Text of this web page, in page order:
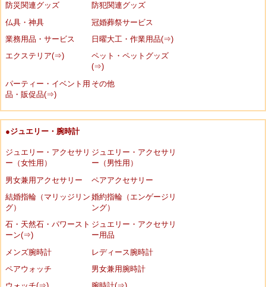
防災関連グッズ
防犯関連グッズ
仏具・神具
冠婚葬祭サービス
業務用品・サービス
日曜大工・作業用品(⇒)
エクステリア(⇒)
ペット・ペットグッズ
(⇒)
パーティー・イベント用
品・販促品(⇒)
その他
●ジュエリー・腕時計
ジュエリー・アクセサリ
ー（女性用）
ジュエリー・アクセサリ
ー（男性用）
男女兼用アクセサリー
ペアアクセサリー
結婚指輪（マリッジリン
グ）
婚約指輪（エンゲージリ
ング）
石・天然石・パワースト
ーン(⇒)
ジュエリー・アクセサリ
ー用品
メンズ腕時計
レディース腕時計
ペアウォッチ
男女兼用腕時計